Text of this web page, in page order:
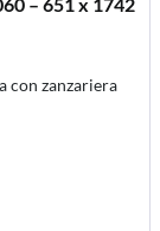
con zanzariera